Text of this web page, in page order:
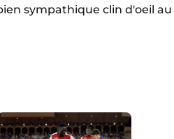
sympathique clin d'oeil au